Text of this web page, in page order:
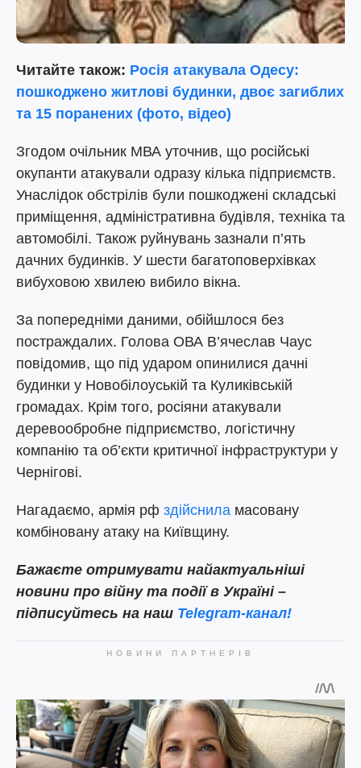
Читайте також: Росія атакувала Одесу:
пошкоджено житлові будинки, двоє загиблих
та 15 поранених (фото, відео)
Згодом очільник МВА уточнив, що російські
окупанти атакували одразу кілька підприємств.
Унаслідок обстрілів були пошкоджені складські
приміщення, адміністративна будівля, техніка та
автомобілі. Також руйнувань зазнали п’ять
дачних будинків. У шести багатоповерхівках
вибуховою хвилею вибило вікна.
За попередніми даними, обійшлося без
постраждалих. Голова ОВА В’ячеслав Чаус
повідомив, що під ударом опинилися дачні
будинки у Новобілоуській та Куликівській
громадах. Крім того, росіяни атакували
деревообробне підприємство, логістичну
компанію та об’єкти критичної інфраструктури у
Чернігові.
Нагадаємо, армія рф здійснила масовану
комбіновану атаку на Київщину.
Бажаєте отримувати найактуальніші
новини про війну та події в Україні –
підписуйтесь на наш Telegram-канал!